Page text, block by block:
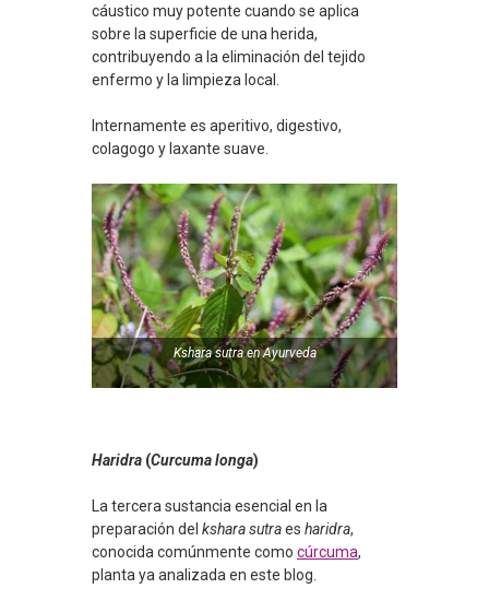
cáustico muy potente cuando se aplica
sobre la superficie de una herida,
contribuyendo a la eliminación del tejido
enfermo y la limpieza local.
Internamente es aperitivo, digestivo,
colagogo y laxante suave.
Kshara sutraenAyurveda
Haridra (Curcuma longa)
La tercera sustancia esencial en la
preparación del ksharasutraes haridra,
conocida comúnmente como cúrcuma,
planta ya analizada en este blog.